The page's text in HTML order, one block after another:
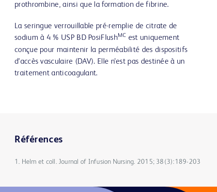
prothrombine, ainsi que la formation de fibrine.
La seringue verrouillable pré-remplie de citrate de
sodium à 4 % USP BD PosiFlushMC est uniquement
conçue pour maintenir la perméabilité des dispositifs
d’accès vasculaire (DAV). Elle n’est pas destinée à un
traitement anticoagulant.
Références
1. Helm et coll. Journal of Infusion Nursing. 2015; 38(3):189-203